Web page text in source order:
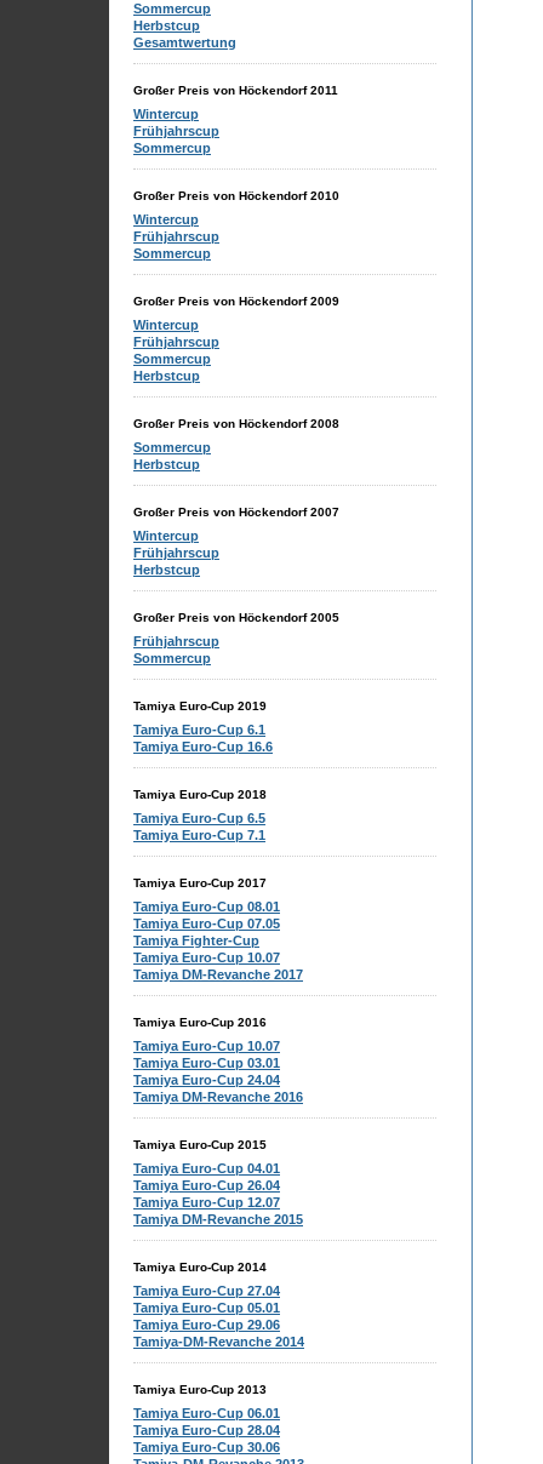
Sommercup
Herbstcup
Gesamtwertung
Großer Preis von Höckendorf 2011
Wintercup
Frühjahrscup
Sommercup
Großer Preis von Höckendorf 2010
Wintercup
Frühjahrscup
Sommercup
Großer Preis von Höckendorf 2009
Wintercup
Frühjahrscup
Sommercup
Herbstcup
Großer Preis von Höckendorf 2008
Sommercup
Herbstcup
Großer Preis von Höckendorf 2007
Wintercup
Frühjahrscup
Herbstcup
Großer Preis von Höckendorf 2005
Frühjahrscup
Sommercup
Tamiya Euro-Cup 2019
Tamiya Euro-Cup 6.1
Tamiya Euro-Cup 16.6
Tamiya Euro-Cup 2018
Tamiya Euro-Cup 6.5
Tamiya Euro-Cup 7.1
Tamiya Euro-Cup 2017
Tamiya Euro-Cup 08.01
Tamiya Euro-Cup 07.05
Tamiya Fighter-Cup
Tamiya Euro-Cup 10.07
Tamiya DM-Revanche 2017
Tamiya Euro-Cup 2016
Tamiya Euro-Cup 10.07
Tamiya Euro-Cup 03.01
Tamiya Euro-Cup 24.04
Tamiya DM-Revanche 2016
Tamiya Euro-Cup 2015
Tamiya Euro-Cup 04.01
Tamiya Euro-Cup 26.04
Tamiya Euro-Cup 12.07
Tamiya DM-Revanche 2015
Tamiya Euro-Cup 2014
Tamiya Euro-Cup 27.04
Tamiya Euro-Cup 05.01
Tamiya Euro-Cup 29.06
Tamiya-DM-Revanche 2014
Tamiya Euro-Cup 2013
Tamiya Euro-Cup 06.01
Tamiya Euro-Cup 28.04
Tamiya Euro-Cup 30.06